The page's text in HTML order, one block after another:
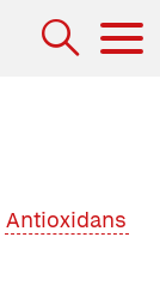
Antioxidans